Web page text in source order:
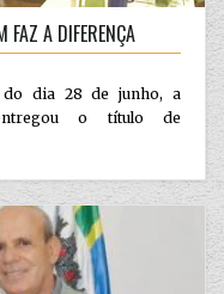
FAZ A DIFERENÇA
do dia 28 de junho, a
o título de